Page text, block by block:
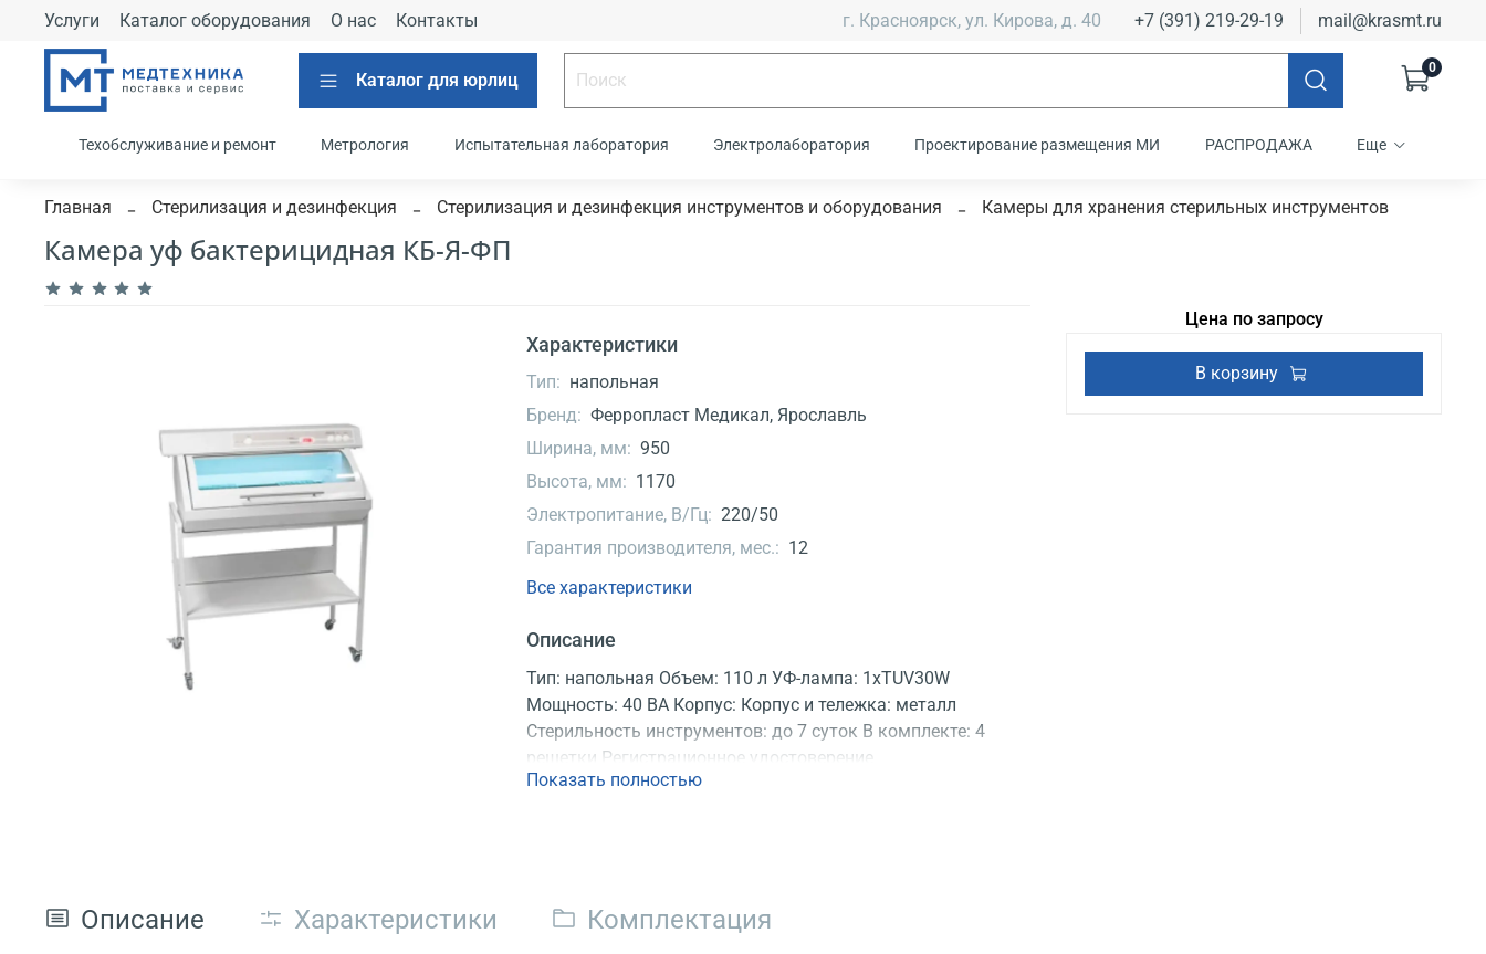
Услуги Каталог оборудования О нас Контакты г. Красноярск, ул. Кирова, д. 40 +7 (391) 219-29-19 mail@krasmt.ru
Каталог для юрлиц
0
Техобслуживание и ремонт Метрология Испытательная лаборатория Электролаборатория Проектирование размещения МИ РАСПРОДАЖА Еще
Главная Стерилизация и дезинфекция Стерилизация и дезинфекция инструментов и оборудования Камеры для хранения стерильных инструментов
Камера уф бактерицидная КБ-Я-ФП
Характеристики
Тип: напольная
Бренд: Ферропласт Медикал, Ярославль
Ширина, мм: 950
Высота, мм: 1170
Электропитание, В/Гц: 220/50
Гарантия производителя, мес.: 12
Все характеристики
Описание
Тип: напольная Объем: 110 л УФ-лампа: 1xTUV30W
Мощность: 40 ВА Корпус: Корпус и тележка: металл
Стерильность инструментов: до 7 суток В комплекте: 4
решетки Регистрационное удостоверение
Показать полностью
Цена по запросу
В корзину
Описание Характеристики Комплектация